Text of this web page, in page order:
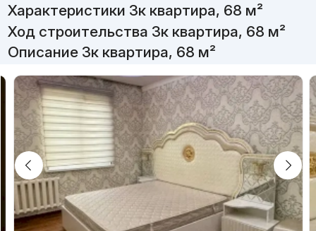
Характеристики 3к квартира, 68 м²
Ход строительства 3к квартира, 68 м²
Описание 3к квартира, 68 м²